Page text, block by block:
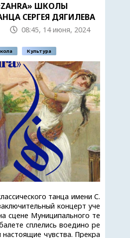
ШКОЛЫ
СЕРГЕЯ ДЯГИЛЕВА
08:45, 14 июня, 2024
Культура
танца имени С.
концерт уче
сцене Муниципального те
сплелись воедино ре
чувства. Прекра